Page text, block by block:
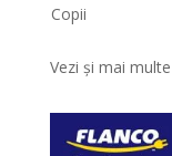
Copii
Vezi și mai